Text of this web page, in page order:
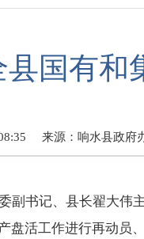
县国有和
来源： 响水县政府
副书记、县长翟大伟
盘活工作进行再动员